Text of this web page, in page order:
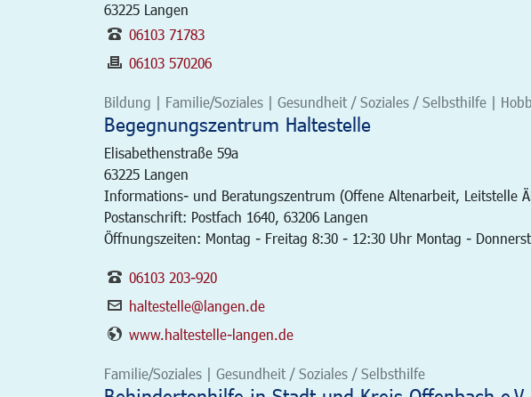
63225 Langen
06103 71783
06103 570206
Bildung | Familie/Soziales | Gesundheit / Soziales / Selbsthilfe |
Begegnungszentrum Haltestelle
Elisabethenstraße 59a
63225 Langen
Informations- und Beratungszentrum (Offene Altenarbeit, Leitstelle
Postanschrift: Postfach 1640, 63206 Langen
Öffnungszeiten: Montag - Freitag 8:30 - 12:30 Uhr Montag -
06103 203-920
haltestelle@langen.de
www.haltestelle-langen.de
Familie/Soziales | Gesundheit / Soziales / Selbsthilfe